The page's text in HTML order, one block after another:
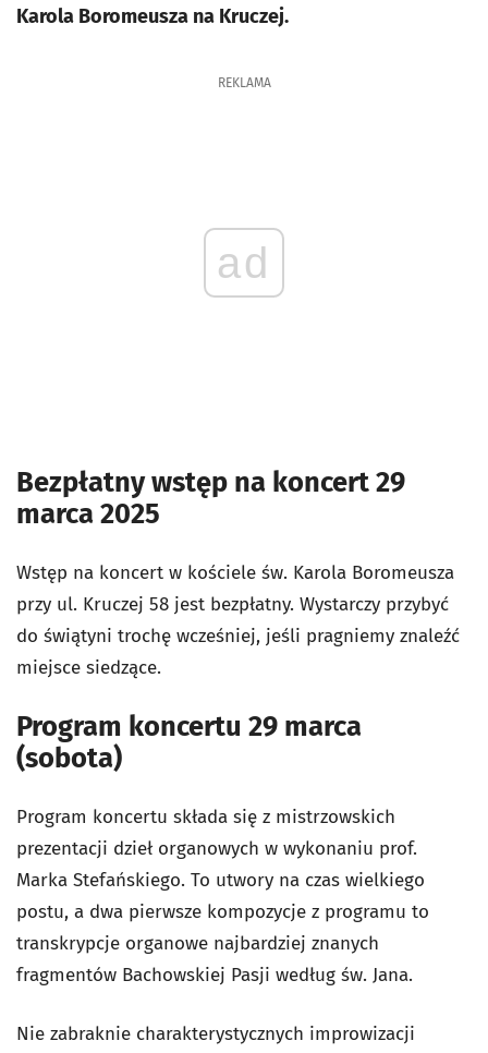
Karola Boromeusza na Kruczej.
REKLAMA
ad
Bezpłatny wstęp na koncert 29
marca 2025
Wstęp na koncert w kościele św. Karola Boromeusza
przy ul. Kruczej 58 jest bezpłatny. Wystarczy przybyć
do świątyni trochę wcześniej, jeśli pragniemy znaleźć
miejsce siedzące.
Program koncertu 29 marca
(sobota)
Program koncertu składa się z mistrzowskich
prezentacji dzieł organowych w wykonaniu prof.
Marka Stefańskiego. To utwory na czas wielkiego
postu, a dwa pierwsze kompozycje z programu to
transkrypcje organowe najbardziej znanych
fragmentów Bachowskiej Pasji według św. Jana.
Nie zabraknie charakterystycznych improwizacji